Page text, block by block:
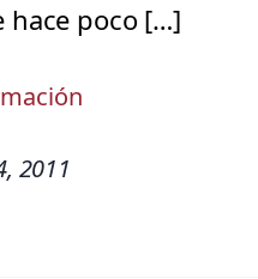
hace poco […]
2011